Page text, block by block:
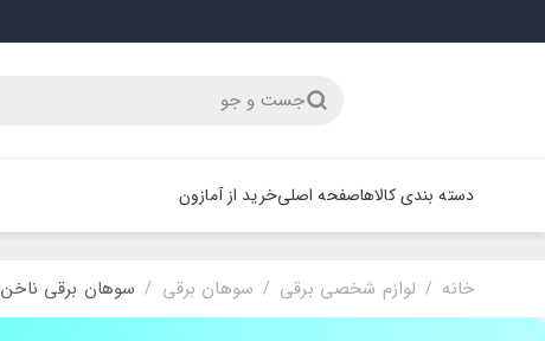
جست و جو
دسته بندی کالاهاصفحه اصلیخرید از آمازون
خانه / لوازم شخصی برقی / سوهان برقی / سوهان برقی ناخن